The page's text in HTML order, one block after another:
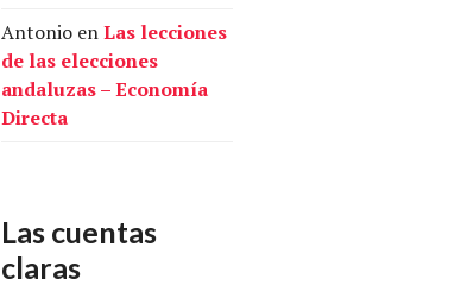
Antonio enLas lecciones
de las elecciones
andaluzas – Economía
Directa
Las cuentas
claras